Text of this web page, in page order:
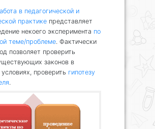
в педагогической и
практике представляет
некоего эксперимента по
теме/проблеме . Фактически
позволяет проверить
законов в
проверить гипотезу